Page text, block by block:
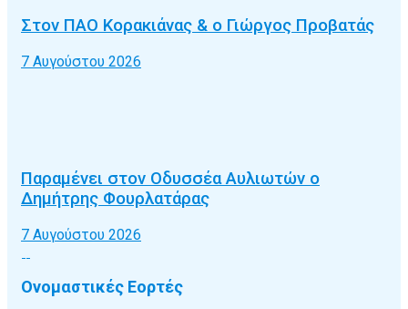
Στον ΠΑΟ Κορακιάνας & ο Γιώργος Προβατάς
7 Αυγούστου 2026
Παραμένει στον Οδυσσέα Αυλιωτών ο
Δημήτρης Φουρλατάρας
7 Αυγούστου 2026
Ονομαστικές Εορτές